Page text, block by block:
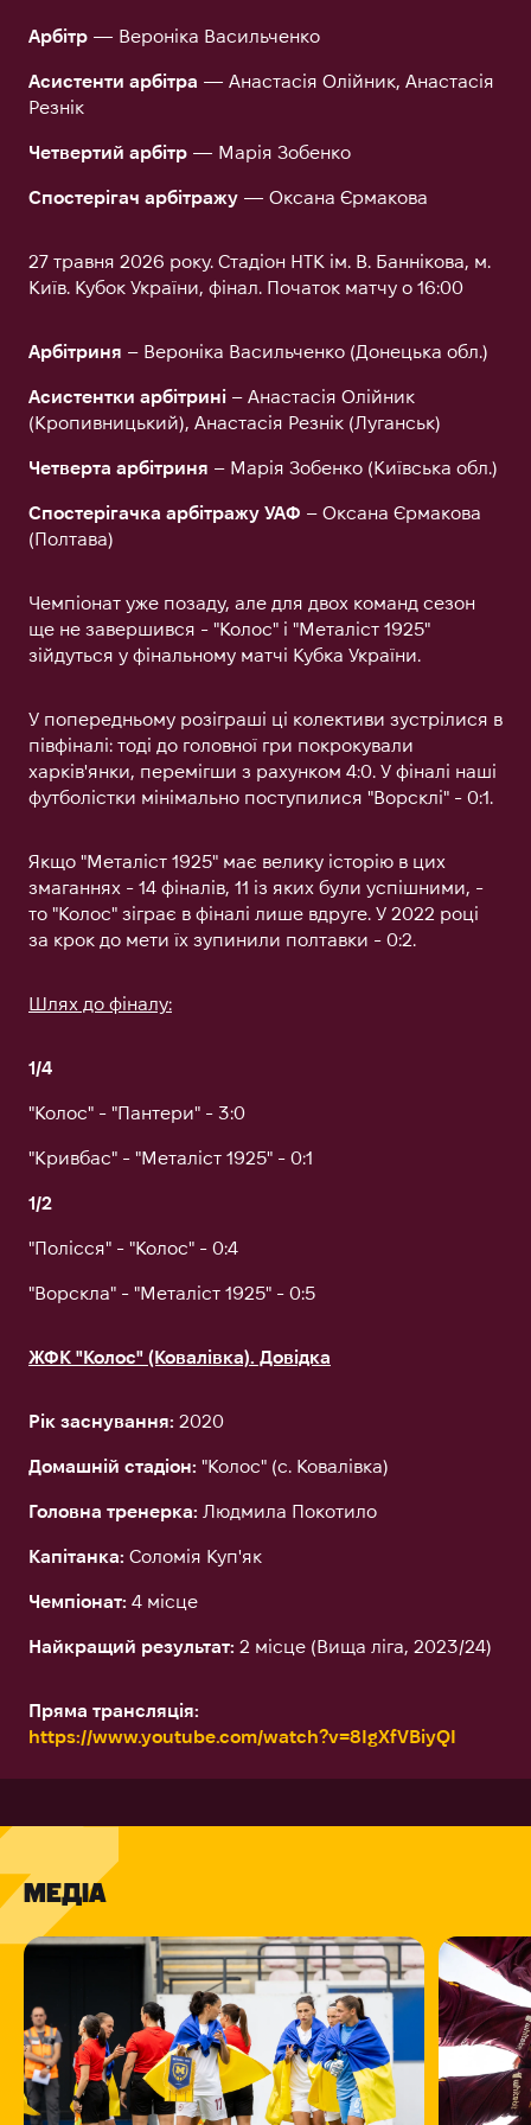
Арбітр — Вероніка Васильченко
Асистенти арбітра — Анастасія Олійник, Анастасія
Резнік
Четвертий арбітр — Марія Зобенко
Спостерігач арбітражу — Оксана Єрмакова
27 травня 2026 року. Стадіон НТК ім. В. Баннікова, м.
Київ. Кубок України, фінал. Початок матчу о 16:00
Арбітриня – Вероніка Васильченко (Донецька обл.)
Асистентки арбітрині – Анастасія Олійник
(Кропивницький), Анастасія Резнік (Луганськ)
Четверта арбітриня – Марія Зобенко (Київська обл.)
Спостерігачка арбітражу УАФ – Оксана Єрмакова
(Полтава)
Чемпіонат уже позаду, але для двох команд сезон
ще не завершився - "Колос" і "Металіст 1925"
зійдуться у фінальному матчі Кубка України.
У попередньому розіграші ці колективи зустрілися в
півфіналі: тоді до головної гри покрокували
харків'янки, перемігши з рахунком 4:0. У фіналі наші
футболістки мінімально поступилися "Ворсклі" - 0:1.
Якщо "Металіст 1925" має велику історію в цих
змаганнях - 14 фіналів, 11 із яких були успішними, -
то "Колос" зіграє в фіналі лише вдруге. У 2022 році
за крок до мети їх зупинили полтавки - 0:2.
Шлях до фіналу:
1/4
"Колос" - "Пантери" - 3:0
"Кривбас" - "Металіст 1925" - 0:1
1/2
"Полісся" - "Колос" - 0:4
"Ворскла" - "Металіст 1925" - 0:5
ЖФК "Колос" (Ковалівка). Довідка
Рік заснування: 2020
Домашній стадіон: "Колос" (с. Ковалівка)
Головна тренерка: Людмила Покотило
Капітанка: Соломія Куп'як
Чемпіонат: 4 місце
Найкращий результат: 2 місце (Вища ліга, 2023/24)
Пряма трансляція:
https://www.youtube.com/watch?v=8IgXfVBiyQI
МЕДІА